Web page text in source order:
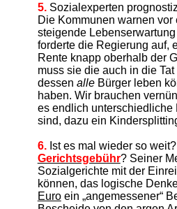
5.Sozialexperten
Die Kommunen warnen
steigende
forderte die Regierung auf,
Rente knapp oberhalb der
muss sie die auch in die
dessen alleBürger leben
haben. Wir brauchen
es endlich unterschiedliche
sind, dazu ein
6.Ist es mal wieder so
Gerichtsgebühr? Seiner
Sozialgerichte mit der
können, das logische
Euroein „angemessener“